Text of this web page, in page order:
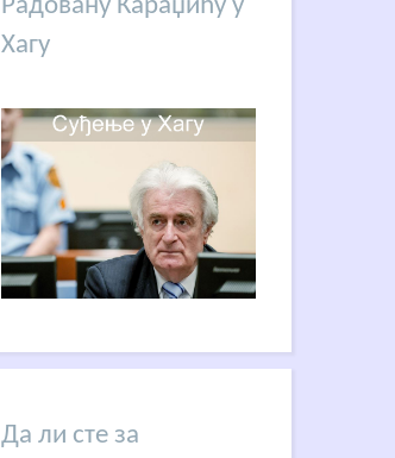
Радовану Караџићу у
Хагу
Да ли сте за